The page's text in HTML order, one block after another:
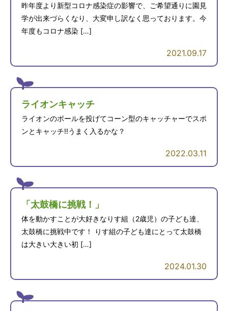
昨年度より新型コロナ感染症の影響で、ご希望通りに園見
学が出来づらくなり、大変申し訳なく思っております。今
年度もコロナ感染 […]
2021.09.17
ライオンキャッチ
ライオンのボールを投げてコーン型のキャッチャーでスポ
ンとキャッチ!!うまく入るかな？
2022.03.11
「太鼓橋に挑戦！」
体を動かすことが大好きなりす組（2歳児）の子ども達、
太鼓橋に挑戦中です！ りす組の子ども達にとって太鼓橋
は大きい大きい初 […]
2024.01.30